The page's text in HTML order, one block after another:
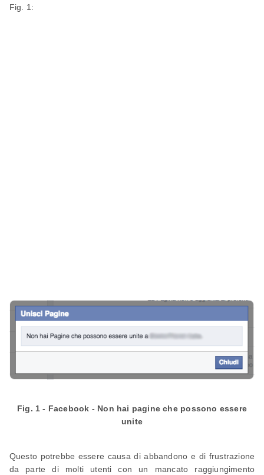
Fig. 1:
Fig. 1 - Facebook - Non hai pagine che possono essere
unite
Questo potrebbe essere causa di abbandono e di frustrazione
da parte di molti utenti con un mancato raggiungimento